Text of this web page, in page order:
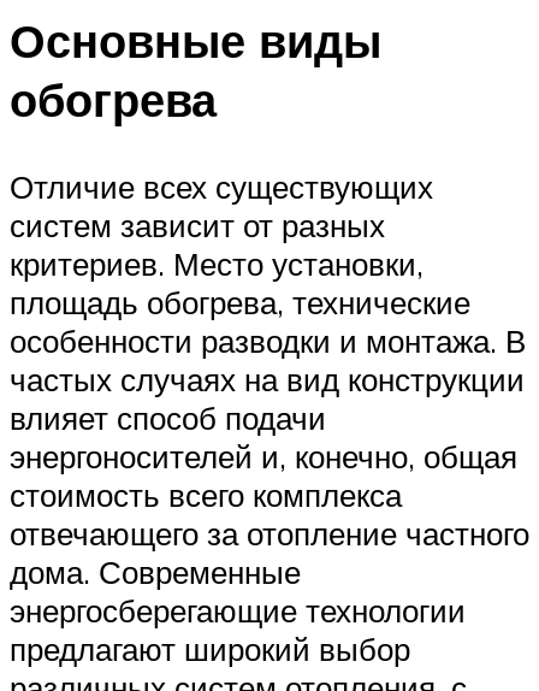
Основные виды
обогрева
Отличие всех существующих
систем зависит от разных
критериев. Место установки,
площадь обогрева, технические
особенности разводки и монтажа. В
частых случаях на вид конструкции
влияет способ подачи
энергоносителей и, конечно, общая
стоимость всего комплекса
отвечающего за отопление частного
дома. Современные
энергосберегающие технологии
предлагают широкий выбор